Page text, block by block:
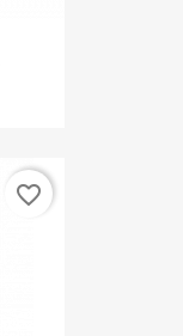
favorite_border